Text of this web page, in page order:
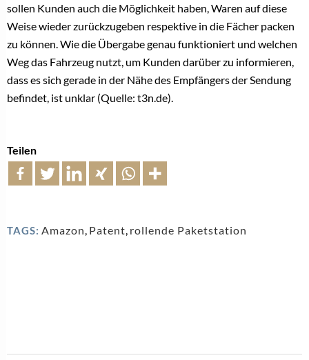
sollen Kunden auch die Möglichkeit haben, Waren auf diese
Weise wieder zurückzugeben respektive in die Fächer packen
zu können. Wie die Übergabe genau funktioniert und welchen
Weg das Fahrzeug nutzt, um Kunden darüber zu informieren,
dass es sich gerade in der Nähe des Empfängers der Sendung
befindet, ist unklar (Quelle: t3n.de).
Teilen
TAGS: Amazon, Patent, rollende Paketstation